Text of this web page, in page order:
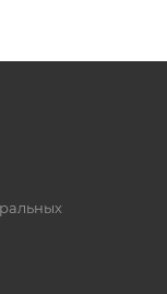
золотые